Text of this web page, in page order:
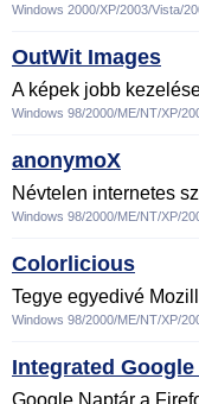
Windows 2000/XP/2003/Vista/
OutWit Images
A képek jobb
Windows 98/2000/ME/NT/XP/
anonymoX
Névtelen internetes
Windows 98/2000/ME/NT/XP/
Colorlicious
Tegye egyedivé
Windows 98/2000/ME/NT/XP/
Integrated
Google Naptár a